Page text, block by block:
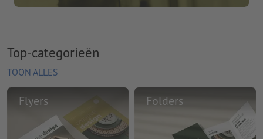
Top-categorieën
TOON ALLES
Flyers Folders